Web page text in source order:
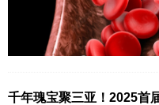
千年瑰宝聚三亚！2025首